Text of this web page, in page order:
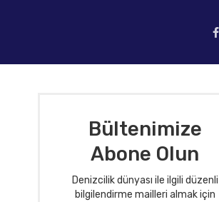
Bültenimize
Abone Olun
Denizcilik dünyası ile ilgili düzenli
bilgilendirme mailleri almak için